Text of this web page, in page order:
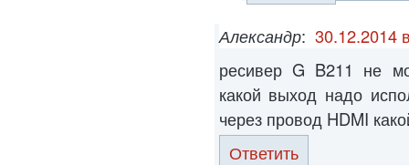
Александр: 30.12.2014
ресивер G B211 не
какой выход надо
через провод HDMI
Ответить